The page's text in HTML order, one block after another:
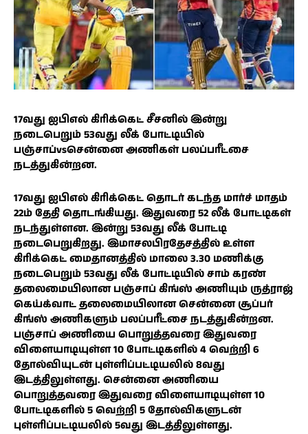
17வது ஐபிஎல் கிரிக்கெட் சீசனில் இன்று
நடைபெறும் 53வது லீக் போட்டியில்
பஞ்சாப்vsசென்னை அணிகள் பலப்பரீட்சை
நடத்துகின்றன.
17வது ஐபிஎல் கிரிக்கெட் தொடர் கடந்த மார்ச் மாதம்
22ம் தேதி தொடங்கியது. இதுவரை 52 லீக் போட்டிகள்
நடந்துள்ளன. இன்று 53வது லீக் போட்டி
நடைபெறுகிறது. இமாசலபிரதேசத்தில் உள்ள
கிரிக்கெட் மைதானத்தில் மாலை 3.30 மணிக்கு
நடைபெறும் 53வது லீக் போட்டியில் சாம் கரண்
தலைமையிலான பஞ்சாப் கிங்ஸ் அணியும் ருத்ராஜ்
கெய்க்வாட் தலைமையிலான சென்னை சூப்பர்
கிங்ஸ் அணிகளும் பலப்பரீட்சை நடத்துகின்றன.
பஞ்சாப் அணியை பொறுத்தவரை இதுவரை
விளையாடியுள்ள 10 போட்டிகளில் 4 வெற்றி 6
தோல்வியுடன் புள்ளிப்பட்டியலில் 8வது
இடத்திலுள்ளது. சென்னை அணியை
பொறுத்தவரை இதுவரை விளையாடியுள்ள 10
போட்டிகளில் 5 வெற்றி 5 தோல்விகளுடன்
புள்ளிப்பட்டியலில் 5வது இடத்திலுள்ளது.